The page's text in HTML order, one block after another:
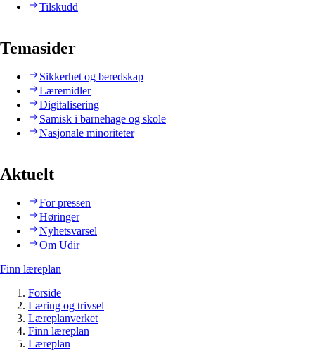
Tilskudd
Temasider
Sikkerhet og beredskap
Læremidler
Digitalisering
Samisk i barnehage og skole
Nasjonale minoriteter
Aktuelt
For pressen
Høringer
Nyhetsvarsel
Om Udir
Finn læreplan
Forside
Læring og trivsel
Læreplanverket
Finn læreplan
Læreplan